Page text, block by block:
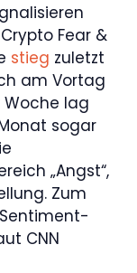
Fear &
stieg zuletzt
am Vortag
Woche lag
sogar
„Angst“,
Zum
CNN